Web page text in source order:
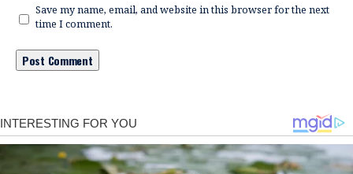
Save my name, email, and website in this browser for the next
time I comment.